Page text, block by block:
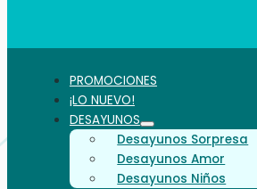
PROMOCIONES
¡LO NUEVO!
DESAYUNOS
Desayunos Sorpresa
Desayunos Amor
Desayunos Niños